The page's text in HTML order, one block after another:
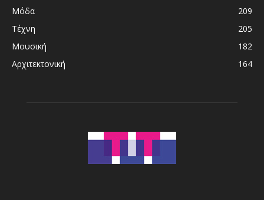
Μόδα
209
Τέχνη
205
Μουσική
182
Αρχιτεκτονική
164